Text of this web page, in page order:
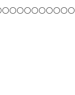
○○○○○○○○○○